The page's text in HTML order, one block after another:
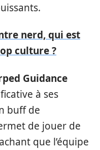
nerd, qui est
culture ?
Guidance
à ses
buff de
de jouer de
que l’équipe